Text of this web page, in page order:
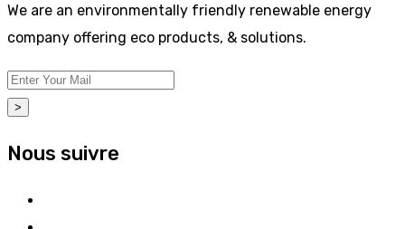
We are an environmentally friendly renewable energy
company offering eco products, & solutions.
>
Nous suivre